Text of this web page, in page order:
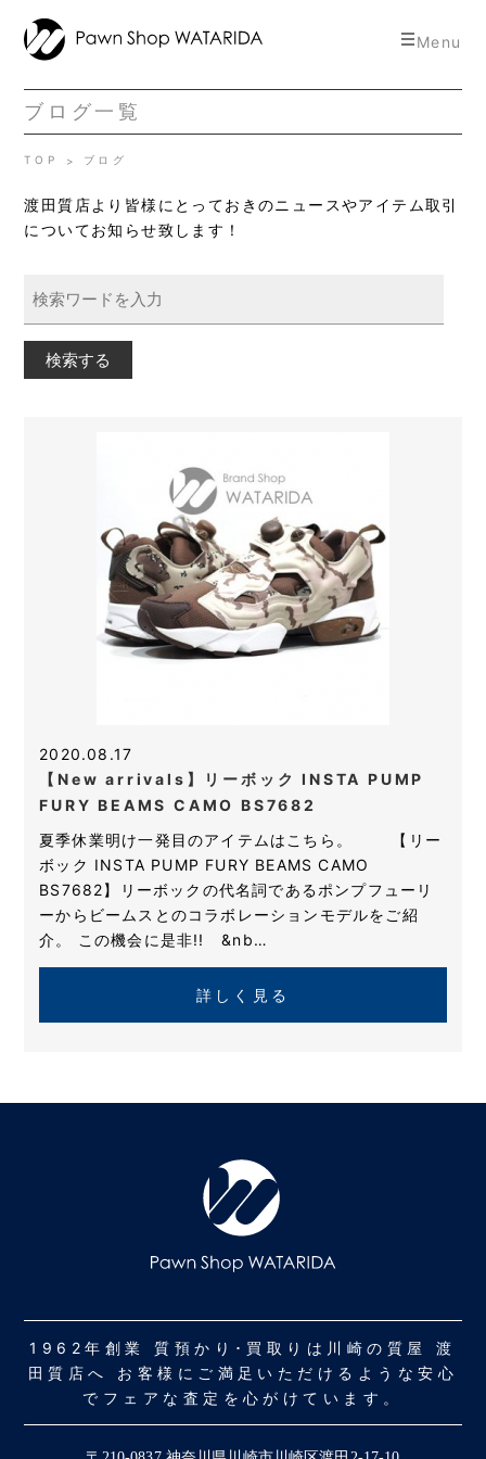
toggle
Menu
ブログ一覧
TOP ブログ
渡田質店より皆様にとっておきのニュースやアイテム取引
についてお知らせ致します！
2020.08.17
【New arrivals】リーボック INSTA PUMP
FURY BEAMS CAMO BS7682
夏季休業明け一発目のアイテムはこちら。 【リー
ボック INSTA PUMP FURY BEAMS CAMO
BS7682】リーボックの代名詞であるポンプフューリ
ーからビームスとのコラボレーションモデルをご紹
介。 この機会に是非!! &nb…
詳しく見る
1962年創業 質預かり･買取りは川崎の質屋 渡
田質店へ お客様にご満足いただけるような安心
でフェアな査定を心がけています。